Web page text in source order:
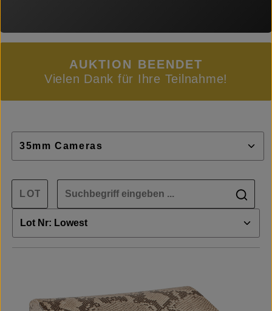
AUKTION BEENDET
Vielen Dank für Ihre Teilnahme!